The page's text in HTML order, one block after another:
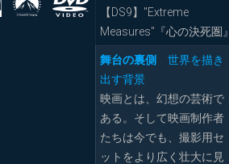
【DS9】"Extreme
Measures"『心の決死圏
舞台の裏側
世界を描き
出す背景
映画とは、幻想の芸術で
ある。そして映画制作者
たちは今でも、撮影用セ
ットをより広く壮大に見